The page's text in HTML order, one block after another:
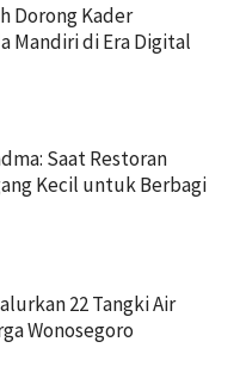
Dorong Kader
Mandiri di Era Digital
Saat Restoran
Kecil untuk Berbagi
22 Tangki Air
Wonosegoro